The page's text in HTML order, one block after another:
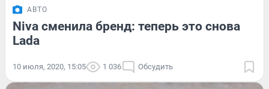
АВТО
Niva сменила бренд: теперь это снова
Lada
10 июля, 2020, 15:05 1 036 Обсудить